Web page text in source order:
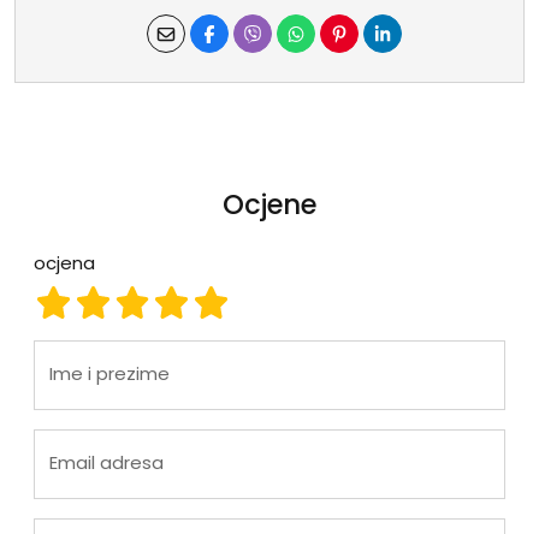
Ocjene
ocjena
ocjena 5
ocjena 4
ocjena 3
ocjena 2
ocjena 1
Ime i prezime
Email adresa